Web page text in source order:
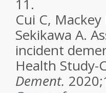
11.
Cui C,
Sekikawa A.
incident
Health
Dement.